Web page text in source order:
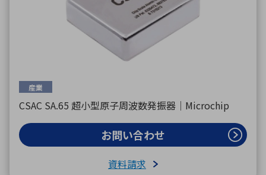
産業
CSAC SA.65 超小型原子周波数発振器｜Microchip
お問い合わせ
資料請求